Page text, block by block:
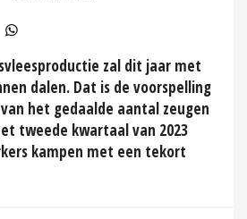
zal dit jaar met
dalen. Dat is de voorspelling
van het gedaalde aantal zeugen
tweede kwartaal van 2023
kampen met een tekort